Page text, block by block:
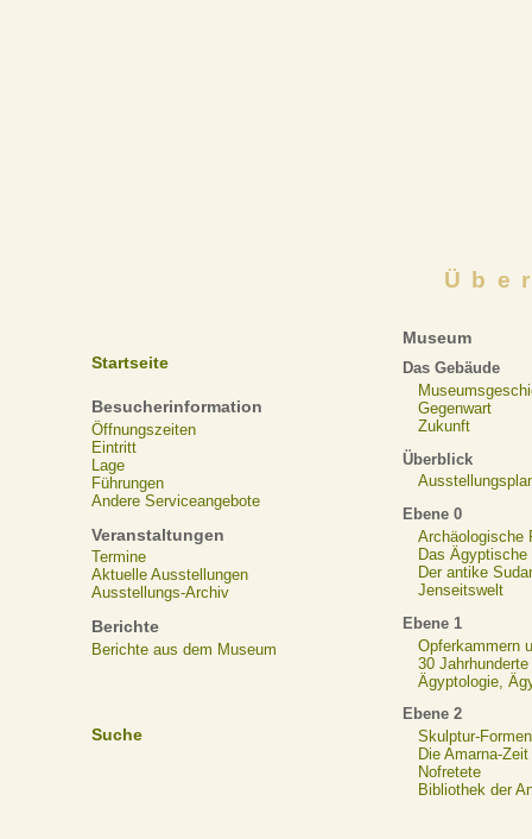
Startseite
Besucherinformation
Öffnungszeiten
Eintritt
Lage
Führungen
Andere Serviceangebote
Veranstaltungen
Termine
Aktuelle Ausstellungen
Ausstellungs-Archiv
Berichte
Berichte aus dem Museum
Suche
Museum
Das Gebäude
Gegenwart
Zukunft
Überblick
Ebene 0
Archäologische
Das Ägyptische
Der antike
Jenseitswelt
Ebene 1
Opferkammern
30
Ägyptologie,
Ebene 2
Skulptur-Formen
Die Amarna-Zeit
Nofretete
Bibliothek der